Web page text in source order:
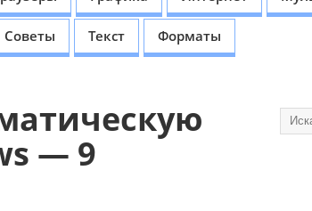
Советы Текст Форматы
— 9